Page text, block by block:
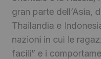
gran parte dell’Asia,
Thailandia e
nazioni in cui le
facili” e i